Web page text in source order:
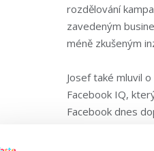
rozdělování
zavedeným
méně zkušeným
Josef také mluvil
Facebook IQ,
Facebook dnes